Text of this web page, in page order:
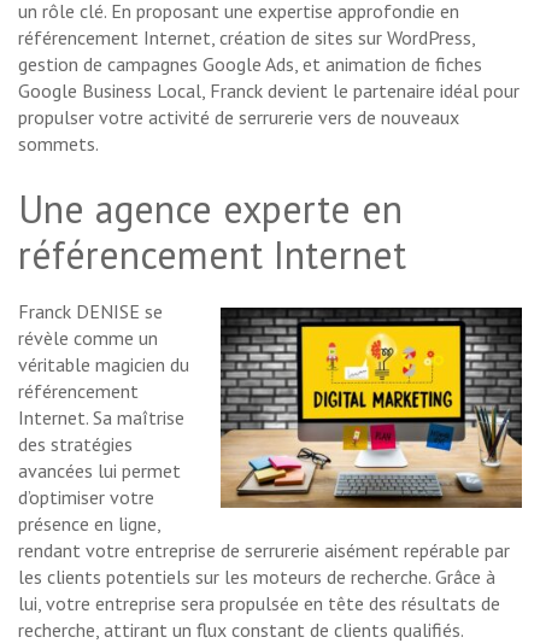
un rôle clé. En proposant une expertise approfondie en
référencement Internet, création de sites sur WordPress,
gestion de campagnes Google Ads, et animation de fiches
Google Business Local, Franck devient le partenaire idéal pour
propulser votre activité de serrurerie vers de nouveaux
sommets.
Une agence experte en
référencement Internet
Franck DENISE se
révèle comme un
véritable magicien du
référencement
Internet. Sa maîtrise
des stratégies
avancées lui permet
d’optimiser votre
présence en ligne,
rendant votre entreprise de serrurerie aisément repérable par
les clients potentiels sur les moteurs de recherche. Grâce à
lui, votre entreprise sera propulsée en tête des résultats de
recherche, attirant un flux constant de clients qualifiés.